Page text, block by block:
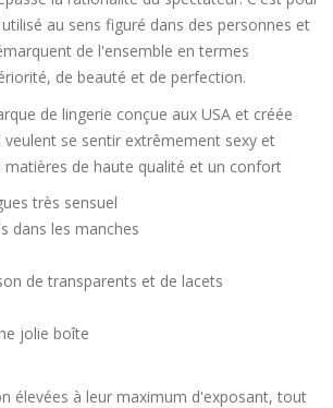
au sens figuré dans des personnes et
de l'ensemble en termes
de beauté et de perfection.
de lingerie conçue aux USA et créée
se sentir extrêmement sexy et
matières de haute qualité et un confort
très sensuel
dans les manches
de transparents et de lacets
jolie boîte
élevées à leur maximum d'exposant, tout